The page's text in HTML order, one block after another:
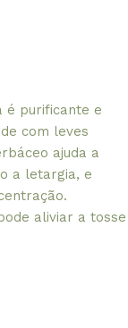
é purificante e
com leves
ajuda a
a letargia, e
aliviar a tosse